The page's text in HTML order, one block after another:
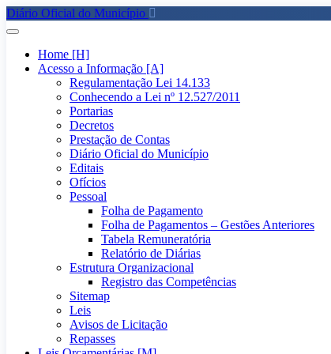
Diário Oficial do Município
Home [H]
Acesso a Informação [A]
Regulamentação Lei 14.133
Conhecendo a Lei nº 12.527/2011
Portarias
Decretos
Prestação de Contas
Diário Oficial do Município
Editais
Ofícios
Pessoal
Folha de Pagamento
Folha de Pagamentos – Gestões Anteriores
Tabela Remuneratória
Relatório de Diárias
Estrutura Organizacional
Registro das Competências
Sitemap
Leis
Avisos de Licitação
Repasses